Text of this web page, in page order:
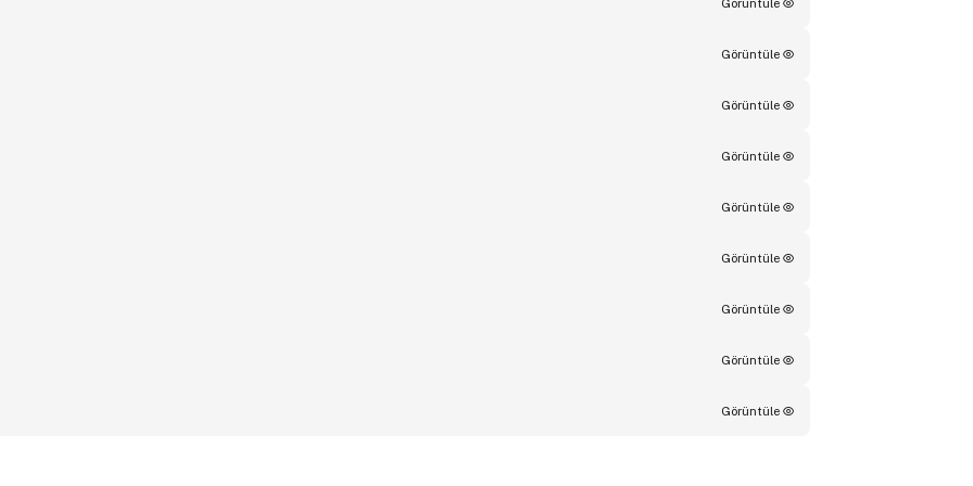
Görüntüle
Görüntüle
Görüntüle
Görüntüle
Görüntüle
Görüntüle
Görüntüle
Görüntüle